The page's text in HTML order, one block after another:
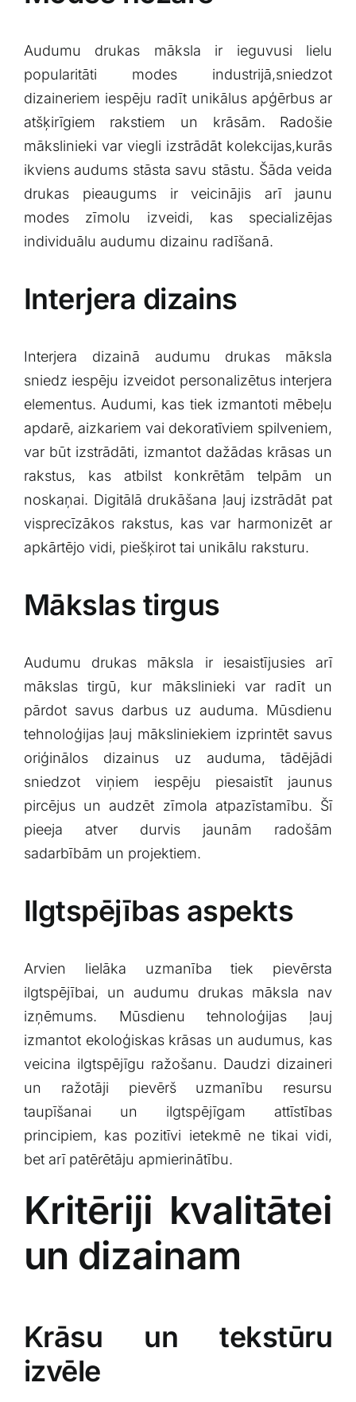
Audumu drukas māksla ir ieguvusi lielu
popularitāti modes industrijā,sniedzot
dizaineriem iespēju radīt ⁣unikālus apģērbus ar
atšķirīgiem rakstiem un‍ krāsām.‍ Radošie
mākslinieki var viegli izstrādāt kolekcijas,kurās
ikviens audums ⁤stāsta ⁣savu stāstu. Šāda veida
drukas ⁢pieaugums ir veicinājis arī jaunu
modes zīmolu izveidi, kas specializējas⁢
individuālu audumu ⁢dizainu radīšanā.
Interjera dizains
Interjera​ dizainā audumu drukas māksla
sniedz iespēju izveidot ‍personalizētus interjera
‍elementus. ⁢Audumi, kas tiek izmantoti mēbeļu
​apdarē, aizkariem vai dekoratīviem spilveniem,
var būt ⁢izstrādāti, izmantot dažādas krāsas un
rakstus,⁢ kas atbilst konkrētām telpām un
noskaņai. Digitālā drukāšana ļauj izstrādāt pat
visprecīzākos rakstus, kas ⁤var harmonizēt ar
apkārtējo ⁢vidi, piešķirot tai unikālu raksturu.
Mākslas tirgus
Audumu drukas⁤ māksla ir iesaistījusies arī
mākslas tirgū, kur mākslinieki var radīt un
‌pārdot savus⁣ darbus uz auduma. Mūsdienu
tehnoloģijas ļauj māksliniekiem⁢ izprintēt savus
oriģinālos dizainus uz auduma, tādējādi
sniedzot⁢ viņiem​ iespēju piesaistīt jaunus⁢
pircējus ⁤un audzēt zīmola atpazīstamību. Šī
pieeja atver durvis jaunām ​radošām
sadarbībām‍ un ​projektiem.
Ilgtspējības aspekts
Arvien​ lielāka uzmanība tiek pievērsta
ilgtspējībai, un audumu drukas māksla nav
izņēmums. Mūsdienu tehnoloģijas ļauj
izmantot ekoloģiskas krāsas un audumus, kas
veicina ilgtspējīgu‍ ražošanu. Daudzi dizaineri
un ražotāji pievērš‌ uzmanību resursu
‌taupīšanai un ilgtspējīgam attīstības
principiem,⁤ kas pozitīvi⁤ ietekmē ne tikai vidi,
bet arī patērētāju ​apmierinātību.
Kritēriji kvalitātei
un dizainam
Krāsu un tekstūru
izvēle